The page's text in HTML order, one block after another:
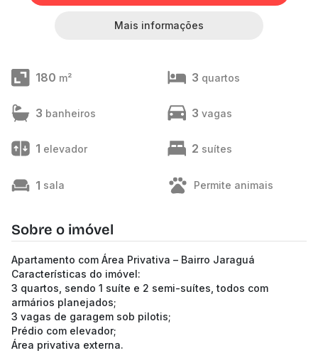
Mais informações
180 m² 3 quartos
3 banheiros 3 vagas
1 elevador 2 suítes
1 sala Permite animais
Sobre o imóvel
Apartamento com Área Privativa – Bairro Jaraguá
Características do imóvel:
3 quartos, sendo 1 suíte e 2 semi-suítes, todos com
armários planejados;
3 vagas de garagem sob pilotis;
Prédio com elevador;
Área privativa externa.